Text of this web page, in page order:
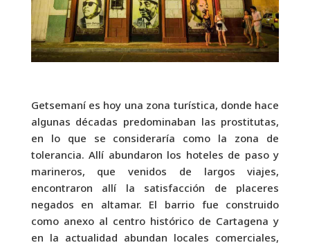
Getsemaní es hoy una zona turística, donde hace
algunas décadas predominaban las prostitutas,
en lo que se consideraría como la zona de
tolerancia. Allí abundaron los hoteles de paso y
marineros, que venidos de largos viajes,
encontraron allí la satisfacción de placeres
negados en altamar. El barrio fue construido
como anexo al centro histórico de Cartagena y
en la actualidad abundan locales comerciales,